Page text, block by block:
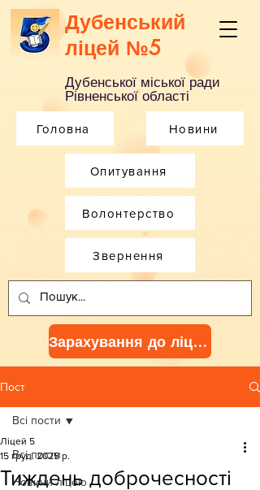
Дубенський
ліцей №5
Дубенської міської ради
Рівненської області
Головна Новини
Опитування
Зарахування до ліцею
Волонтерство
Звернення
Пост
Всі пости
Новини ліцею
Всі пости
Тиждень доброчесності
Ліцей 5
15 груд. 2025 р.